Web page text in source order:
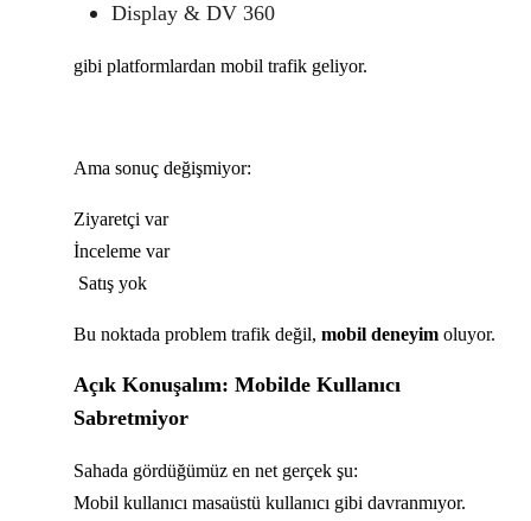
Display & DV 360
gibi platformlardan mobil trafik geliyor.
Ama sonuç değişmiyor:
Ziyaretçi var
İnceleme var
Satış yok
Bu noktada problem trafik değil, mobil deneyim oluyor.
Açık Konuşalım: Mobilde Kullanıcı
Sabretmiyor
Sahada gördüğümüz en net gerçek şu:
Mobil kullanıcı masaüstü kullanıcı gibi davranmıyor.